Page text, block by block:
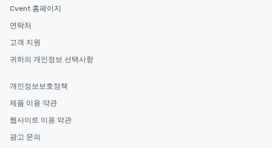
Cvent 홈페이지
연락처
고객 지원
귀하의 개인정보 선택사항
개인정보보호정책
제품 이용 약관
웹사이트 이용 약관
광고 문의